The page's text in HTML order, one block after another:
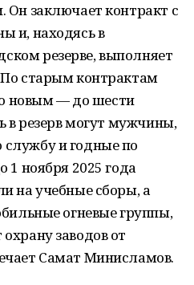
Он заключает контракт с
и, находясь в
резерве, выполняет
старым контрактам
новым — до шести
в резерв могут мужчины,
и годные по
1 ноября 2025 года
на учебные сборы, а
огневые группы,
заводов от
Самат Минисламов.